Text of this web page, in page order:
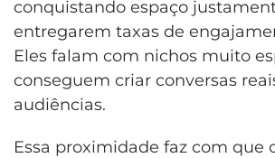
conquistando espaço
entregarem taxas de
Eles falam com nichos muito
conseguem criar conversas
audiências.
Essa proximidade faz com que